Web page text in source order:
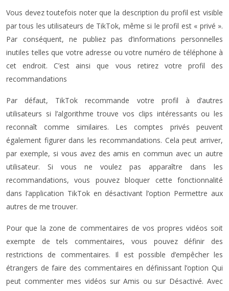
Vous devez toutefois noter que la description du profil est visible
par tous les utilisateurs de TikTok, même si le profil est « privé ».
Par conséquent, ne publiez pas d’informations personnelles
inutiles telles que votre adresse ou votre numéro de téléphone à
cet endroit. C’est ainsi que vous retirez votre profil des
recommandations
Par défaut, TikTok recommande votre profil à d’autres
utilisateurs si l’algorithme trouve vos clips intéressants ou les
reconnaît comme similaires. Les comptes privés peuvent
également figurer dans les recommandations. Cela peut arriver,
par exemple, si vous avez des amis en commun avec un autre
utilisateur. Si vous ne voulez pas apparaître dans les
recommandations, vous pouvez bloquer cette fonctionnalité
dans l’application TikTok en désactivant l’option Permettre aux
autres de me trouver.
Pour que la zone de commentaires de vos propres vidéos soit
exempte de tels commentaires, vous pouvez définir des
restrictions de commentaires. Il est possible d’empêcher les
étrangers de faire des commentaires en définissant l’option Qui
peut commenter mes vidéos sur Amis ou sur Désactivé. Avec